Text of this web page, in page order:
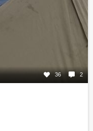
36 2